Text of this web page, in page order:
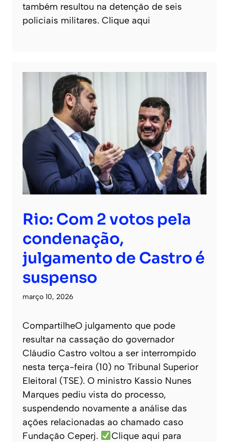
também resultou na detenção de seis
policiais militares. Clique aqui
Rio: Com 2 votos pela
condenação,
julgamento de Castro é
suspenso
março 10, 2026
CompartilheO julgamento que pode
resultar na cassação do governador
Cláudio Castro voltou a ser interrompido
nesta terça-feira (10) no Tribunal Superior
Eleitoral (TSE). O ministro Kassio Nunes
Marques pediu vista do processo,
suspendendo novamente a análise das
ações relacionadas ao chamado caso
Fundação Ceperj.
Clique aqui para